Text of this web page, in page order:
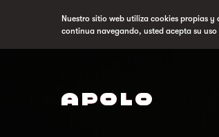
Nuestro sitio web utiliza cookies propias
continua navegando, usted acepta su